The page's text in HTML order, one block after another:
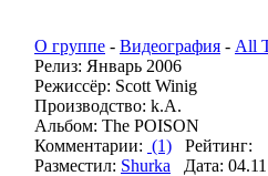
О группе - Видеография - All
Релиз: Январь 2006
Режиссёр: Scott Winig
Производство: k.A.
Альбом: The POISON
Комментарии: (1) Рейтинг:
Разместил: Shurka Дата: